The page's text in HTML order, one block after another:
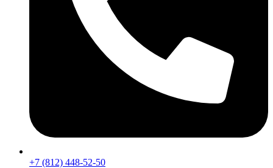
+7 (812) 448-52-50